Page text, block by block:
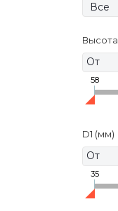
Все
58
D1 (мм)
35